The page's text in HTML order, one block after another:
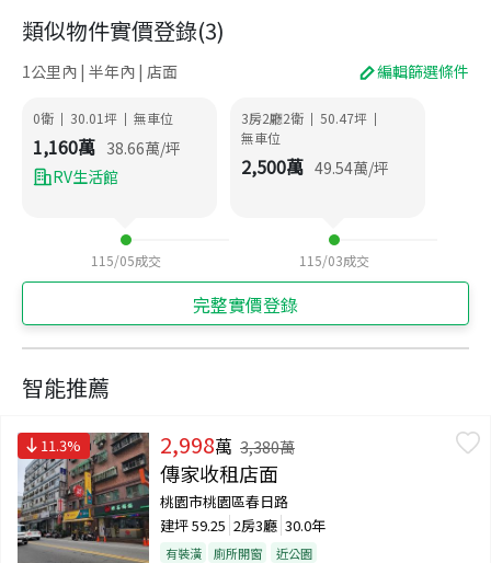
類似物件實價登錄(3)
1公里內 | 半年內 | 店面 編輯篩選條件
0衛 | 30.01坪 | 無車位
1,160萬 38.66萬/坪
RV生活館
115/05成交
3房2廳2衛 | 50.47坪 |
無車位
2,500萬 49.54萬/坪
115/03成交
完整實價登錄
智能推薦
11.3% 2,998萬 3,380萬
傳家收租店面
桃園市桃園區春日路
建坪59.25 2房3廳 30.0年
有裝潢 廁所開窗 近公園